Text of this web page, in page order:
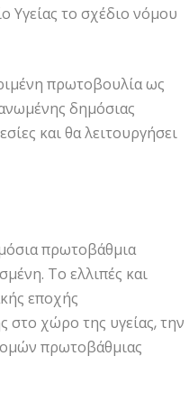
Υγείας το σχέδιο νόμου
πρωτοβουλία ως
δημόσιας
και θα λειτουργήσει
πρωτοβάθμια
Το ελλιπές και
εποχής
στο χώρο της υγείας, την
πρωτοβάθμιας